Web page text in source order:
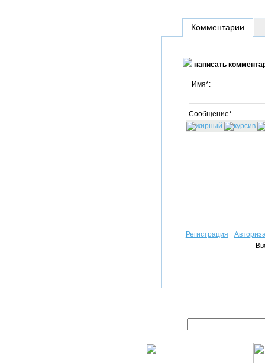
Комментарии
написать
Имя*:
Сообщение*
Регистрация